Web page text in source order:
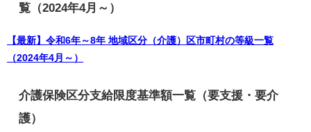
覧（2024年4月～）
【最新】令和6年～8年 地域区分（介護）区市町村の等級一覧
（2024年4月～）
介護保険区分支給限度基準額一覧（要支援・要介
護）